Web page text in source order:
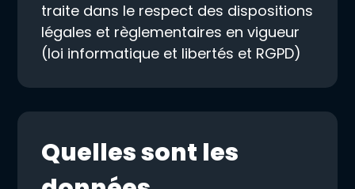
traite dans le respect des dispositions
légales et règlementaires en vigueur
(loi informatique et libertés et RGPD)
Quelles sont les